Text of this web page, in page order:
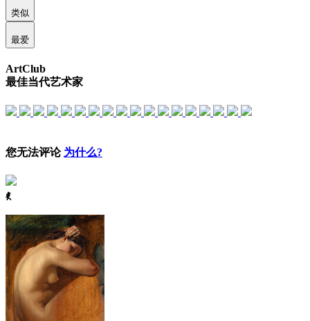
类似
最爱
ArtClub
最佳当代艺术家
您无法评论 为什么?
ꈅ